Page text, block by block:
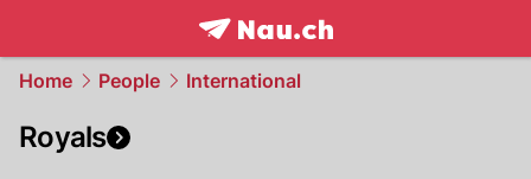
frontpage.NAU.ch
Home People International
Royals